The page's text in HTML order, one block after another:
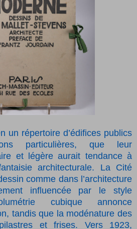
un répertoire d’édifices publics
particulières, que leur
et légère aurait tendance à
architecturale. La Cité
comme dans l’architecture
influencée par le style
cubique annonce
tandis que la modénature des
et frises. Vers 1923,